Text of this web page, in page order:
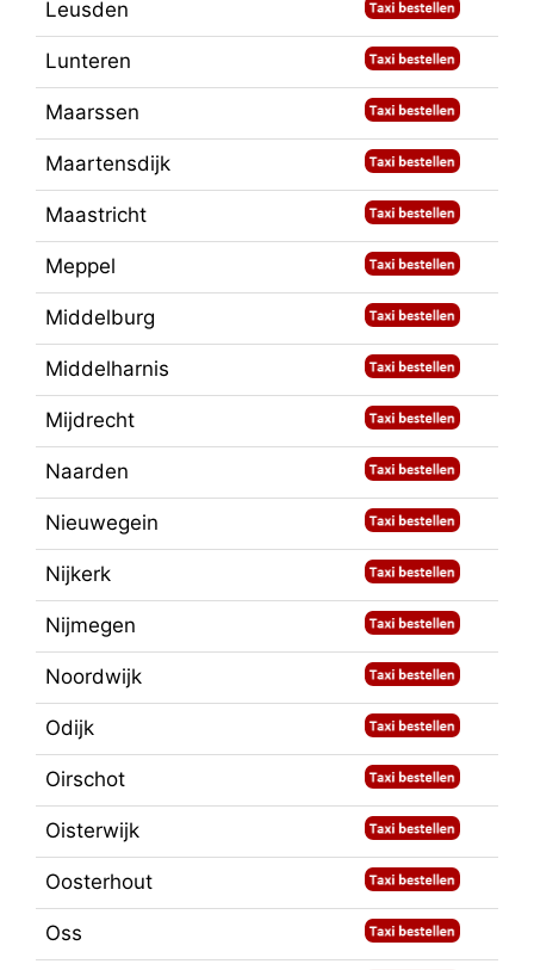
Leusden
Lunteren
Maarssen
Maartensdijk
Maastricht
Meppel
Middelburg
Middelharnis
Mijdrecht
Naarden
Nieuwegein
Nijkerk
Nijmegen
Noordwijk
Odijk
Oirschot
Oisterwijk
Oosterhout
Oss